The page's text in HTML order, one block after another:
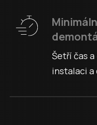
Šetří čas
instalaci